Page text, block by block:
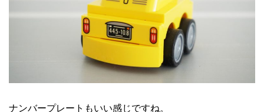
ナンバープレートもいい感じですね。